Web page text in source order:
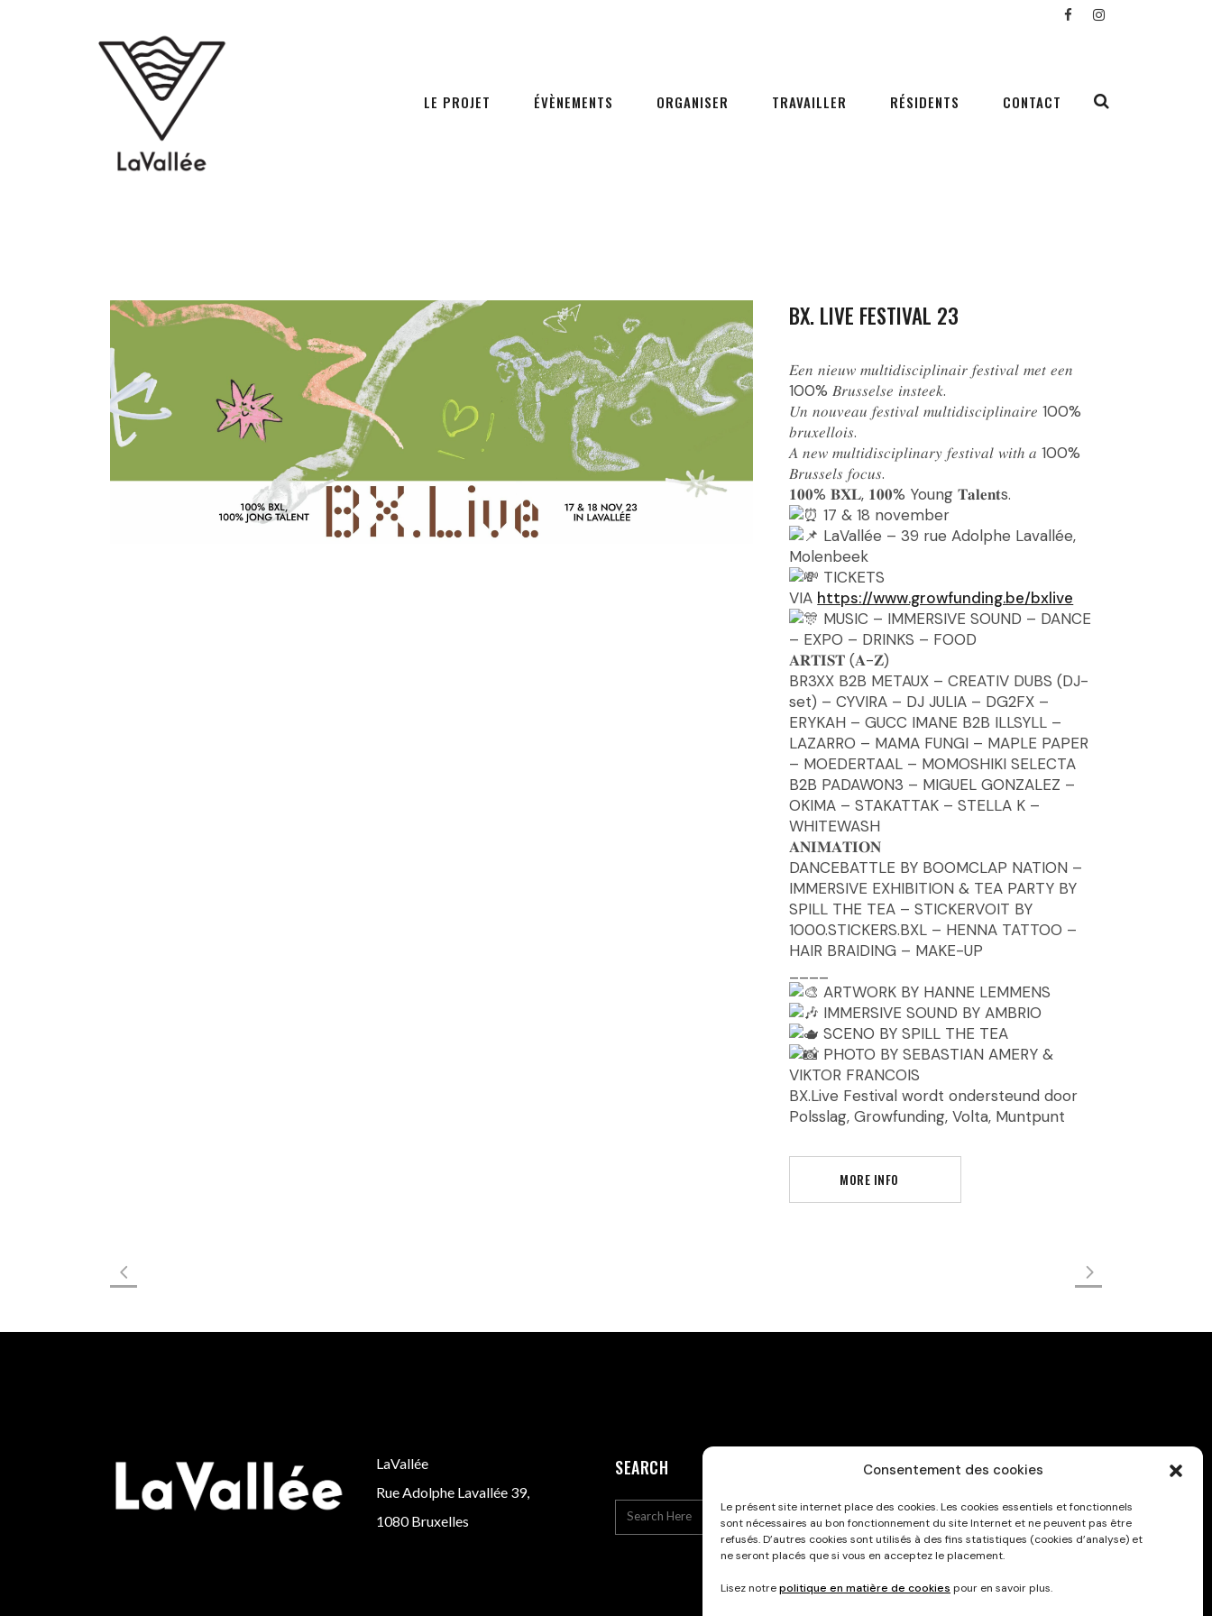
Consentement des cookies
Le présent site internet place des cookies. Les cookies essentiels et fonctionnels
sont nécessaires au bon fonctionnement du site Internet et ne peuvent pas être
refusés. D’autres cookies sont utilisés à des fins statistiques (cookies d’analyse) et
ne seront placés que si vous en acceptez le placement.
Lisez notrepolitique en matière de cookies pour en savoir plus.
LE PROJET ÉVÈNEMENTS ORGANISER TRAVAILLER RÉSIDENTS CONTACT
BX. LIVE FESTIVAL 23
𝐸𝑒𝑛 𝑛𝑖𝑒𝑢𝑤 𝑚𝑢𝑙𝑡𝑖𝑑𝑖𝑠𝑐𝑖𝑝𝑙𝑖𝑛𝑎𝑖𝑟 𝑓𝑒𝑠𝑡𝑖𝑣𝑎𝑙 𝑚𝑒𝑡 𝑒𝑒𝑛
100% 𝐵𝑟𝑢𝑠𝑠𝑒𝑙𝑠𝑒 𝑖𝑛𝑠𝑡𝑒𝑒𝑘.
𝑈𝑛 𝑛𝑜𝑢𝑣𝑒𝑎𝑢 𝑓𝑒𝑠𝑡𝑖𝑣𝑎𝑙 𝑚𝑢𝑙𝑡𝑖𝑑𝑖𝑠𝑐𝑖𝑝𝑙𝑖𝑛𝑎𝑖𝑟𝑒 100%
𝑏𝑟𝑢𝑥𝑒𝑙𝑙𝑜𝑖𝑠.
𝐴 𝑛𝑒𝑤 𝑚𝑢𝑙𝑡𝑖𝑑𝑖𝑠𝑐𝑖𝑝𝑙𝑖𝑛𝑎𝑟𝑦 𝑓𝑒𝑠𝑡𝑖𝑣𝑎𝑙 𝑤𝑖𝑡ℎ 𝑎 100%
𝐵𝑟𝑢𝑠𝑠𝑒𝑙𝑠 𝑓𝑜𝑐𝑢𝑠.
𝟏𝟎𝟎% 𝐁𝐗𝐋, 𝟏𝟎𝟎% Young 𝐓𝐚𝐥𝐞𝐧𝐭s.
17 & 18 november
LaVallée – 39 rue Adolphe Lavallée,
Molenbeek
TICKETS
VIA https://www.growfunding.be/bxlive
MUSIC – IMMERSIVE SOUND – DANCE
– EXPO – DRINKS – FOOD
𝐀𝐑𝐓𝐈𝐒𝐓 (𝐀-𝐙)
BR3XX B2B METAUX – CREATIV DUBS (DJ-
set) – CYVIRA – DJ JULIA – DG2FX –
ERYKAH – GUCC IMANE B2B ILLSYLL –
LAZARRO – MAMA FUNGI – MAPLE PAPER
– MOEDERTAAL – MOMOSHIKI SELECTA
B2B PADAW0N3 – MIGUEL GONZALEZ –
OKIMA – STAKATTAK – STELLA K –
WHITEWASH
𝐀𝐍𝐈𝐌𝐀𝐓𝐈𝐎𝐍
DANCEBATTLE BY BOOMCLAP NATION –
IMMERSIVE EXHIBITION & TEA PARTY BY
SPILL THE TEA – STICKERVOIT BY
1000.STICKERS.BXL – HENNA TATTOO –
HAIR BRAIDING – MAKE-UP
ARTWORK BY HANNE LEMMENS
IMMERSIVE SOUND BY AMBRIO
SCENO BY SPILL THE TEA
PHOTO BY SEBASTIAN AMERY &
VIKTOR FRANCOIS
BX.Live Festival wordt ondersteund door
Polsslag, Growfunding, Volta, Muntpunt
MORE INFO
LaVallée
Rue Adolphe Lavallée 39,
1080 Bruxelles
SEARCH